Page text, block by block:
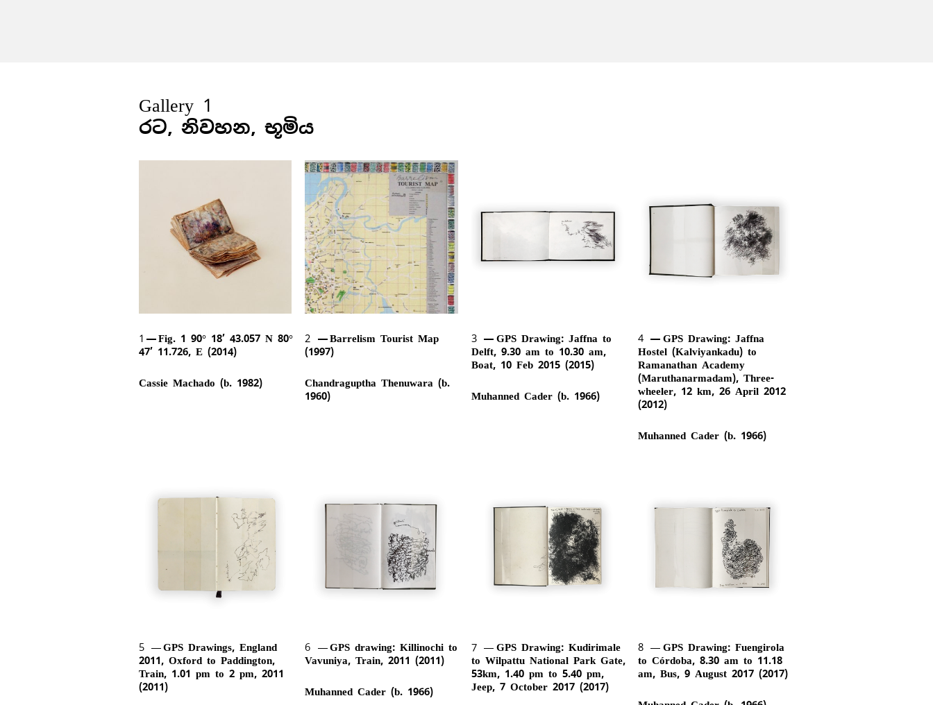
Gallery 1
රට, නිවහන, භූමිය
1
Fig. 1 90° 18’ 43.057 N 80°
47’ 11.726, E (2014)
Cassie Machado (b. 1982)
2
Barrelism Tourist Map
(1997)
Chandraguptha Thenuwara (b.
1960)
3
GPS Drawing: Jaffna to
Delft, 9.30 am to 10.30 am,
Boat, 10 Feb 2015 (2015)
Muhanned Cader (b. 1966)
4
GPS Drawing: Jaffna
Hostel (Kalviyankadu) to
Ramanathan Academy
(Maruthanarmadam), Three-
wheeler, 12 km, 26 April 2012
(2012)
Muhanned Cader (b. 1966)
5
GPS Drawings, England
2011, Oxford to Paddington,
Train, 1.01 pm to 2 pm, 2011
(2011)
6
GPS drawing: Killinochi to
Vavuniya, Train, 2011 (2011)
Muhanned Cader (b. 1966)
7
GPS Drawing: Kudirimale
to Wilpattu National Park Gate,
53km, 1.40 pm to 5.40 pm,
Jeep, 7 October 2017 (2017)
8
GPS Drawing: Fuengirola
to Córdoba, 8.30 am to 11.18
am, Bus, 9 August 2017 (2017)